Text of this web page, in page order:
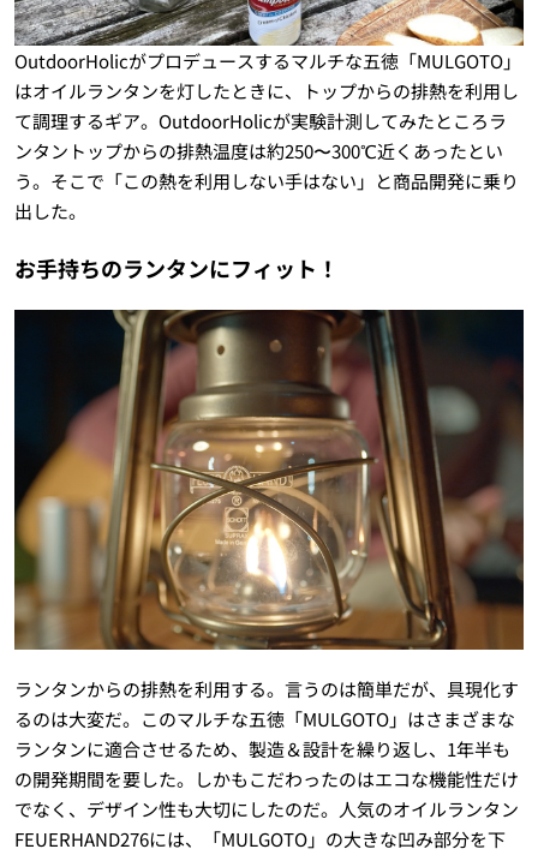
OutdoorHolicがプロデュースするマルチな五徳「MULGOTO」
はオイルランタンを灯したときに、トップからの排熱を利用し
て調理するギア。OutdoorHolicが実験計測してみたところラ
ンタントップからの排熱温度は約250〜300℃近くあったとい
う。そこで「この熱を利用しない手はない」と商品開発に乗り
出した。
お手持ちのランタンにフィット！
ランタンからの排熱を利用する。言うのは簡単だが、具現化す
るのは大変だ。このマルチな五徳「MULGOTO」はさまざまな
ランタンに適合させるため、製造＆設計を繰り返し、1年半も
の開発期間を要した。しかもこだわったのはエコな機能性だけ
でなく、デザイン性も大切にしたのだ。人気のオイルランタン
FEUERHAND276には、「MULGOTO」の大きな凹み部分を下